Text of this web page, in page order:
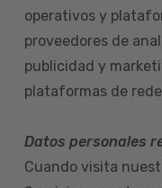
operativos y
proveedores de
publicidad y
plataformas de
Datos personales
Cuando visita